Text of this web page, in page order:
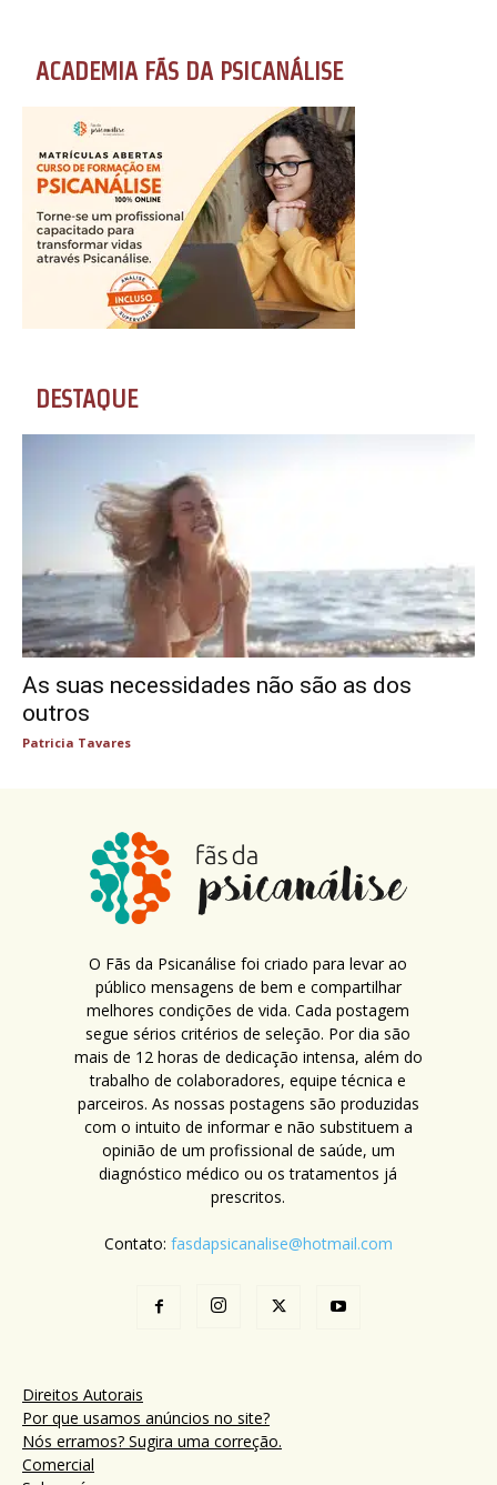
ACADEMIA FÃS DA PSICANÁLISE
DESTAQUE
As suas necessidades não são as dos
outros
Patricia Tavares
O Fãs da Psicanálise foi criado para levar ao
público mensagens de bem e compartilhar
melhores condições de vida. Cada postagem
segue sérios critérios de seleção. Por dia são
mais de 12 horas de dedicação intensa, além do
trabalho de colaboradores, equipe técnica e
parceiros. As nossas postagens são produzidas
com o intuito de informar e não substituem a
opinião de um profissional de saúde, um
diagnóstico médico ou os tratamentos já
prescritos.
Contato: fasdapsicanalise@hotmail.com
Direitos Autorais
Por que usamos anúncios no site?
Nós erramos? Sugira uma correção.
Comercial